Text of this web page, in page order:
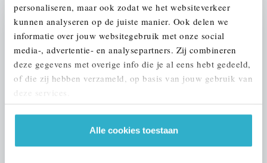
personaliseren, maar ook zodat we het websiteverkeer
kunnen analyseren op de juiste manier. Ook delen we
informatie over jouw websitegebruik met onze social
media-, advertentie- en analysepartners. Zij combineren
deze gegevens met overige info die je al eens hebt gedeeld,
of die zij hebben verzameld, op basis van jouw gebruik van
deze services.
Alle cookies toestaan
Stap 1 van 3
UW AUTO INRUILEN?